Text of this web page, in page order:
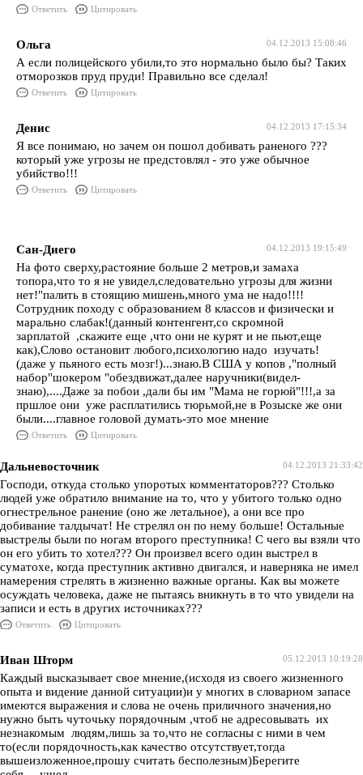
Ответить Цитировать
04.12.2013 15:08:46
Ольга
А если полицейского убили,то это нормально было бы? Таких
отморозков пруд пруди! Правильно все сделал!
Ответить Цитировать
04.12.2013 17:15:34
Денис
Я все понимаю, но зачем он пошол добивать раненого ???
который уже угрозы не предстовлял - это уже обычное
убийство!!!
Ответить Цитировать
04.12.2013 19:15:49
Сан-Диего
На фото сверху,растояние больше 2 метров,и замаха
топора,что то я не увидел,следовательно угрозы для жизни
нет!"палить в стоящию мишень,много ума не надо!!!!
Сотрудник походу с образованием 8 классов и физически и
марально слабак!(данный контенгент,со скромной
зарплатой ,скажите еще ,что они не курят и не пьют,еще
как),Слово остановит любого,психологию надо изучать!
(даже у пьяного есть мозг!)...знаю.В США у копов ,"полный
набор"шокером "обездвижат,далее наручники(видел-
знаю),....Даже за побои ,дали бы им "Мама не горюй"!!!,а за
пршлое они уже расплатились тюрьмой,не в Розыске же они
были....главное головой думать-это мое мнение
Ответить Цитировать
04.12.2013 21:33:42
Дальневосточник
Господи, откуда столько упоротых комментаторов??? Столько
людей уже обратило внимание на то, что у убитого только одно
огнестрельное ранение (оно же летальное), а они все про
добивание талдычат! Не стрелял он по нему больше! Остальные
выстрелы были по ногам второго преступника! С чего вы взяли что
он его убить то хотел??? Он произвел всего один выстрел в
суматохе, когда преступник активно двигался, и наверняка не имел
намерения стрелять в жизненно важные органы. Как вы можете
осуждать человека, даже не пытаясь вникнуть в то что увидели на
записи и есть в других источниках???
Ответить Цитировать
05.12.2013 10:19:28
Иван Шторм
Каждый высказывает свое мнение,(исходя из своего жизненного
опыта и видение данной ситуации)и у многих в словарном запасе
имеются выражения и слова не очень приличного значения,но
нужно быть чуточьку порядочным ,чтоб не адресовывать их
незнакомым людям,лишь за то,что не согласны с ними в чем
то(если порядочность,как качество отсутствует,тогда
вышеизложенное,прошу считать бесполезным)Берегите